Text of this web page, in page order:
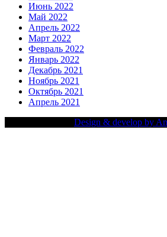
Июнь 2022
Май 2022
Апрель 2022
Март 2022
Февраль 2022
Январь 2022
Декабрь 2021
Ноябрь 2021
Октябрь 2021
Апрель 2021
Design & develop by